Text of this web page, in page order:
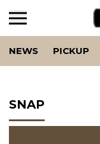
NEWS PICKUP
SNAP